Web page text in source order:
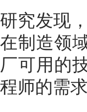
研究发现
在制造领
厂可用的
程师的需